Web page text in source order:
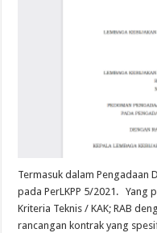
Termasuk dalam Pengadaan
pada PerLKPP 5/2021. Yang
Kriteria Teknis / KAK; RAB
rancangan kontrak yang